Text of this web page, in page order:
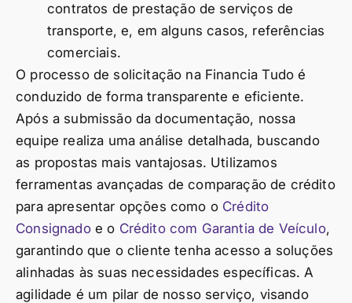
contratos de prestação de serviços de
transporte, e, em alguns casos, referências
comerciais.
O processo de solicitação na Financia Tudo é
conduzido de forma transparente e eficiente.
Após a submissão da documentação, nossa
equipe realiza uma análise detalhada, buscando
as propostas mais vantajosas. Utilizamos
ferramentas avançadas de comparação de crédito
para apresentar opções como o Crédito
Consignadoe o Crédito com Garantia de Veículo,
garantindo que o cliente tenha acesso a soluções
alinhadas às suas necessidades específicas. A
agilidade é um pilar de nosso serviço, visando